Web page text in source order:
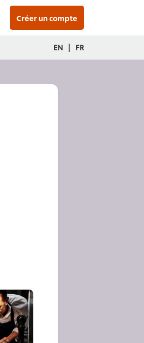
Créer un compte
EN | FR